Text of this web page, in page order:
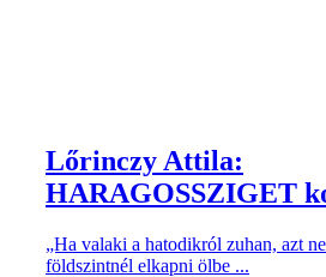
Lőrinczy Attila:
HARAGOSSZIGET
„Ha valaki a hatodikról zuhan, azt
földszintnél elkapni ölbe ...